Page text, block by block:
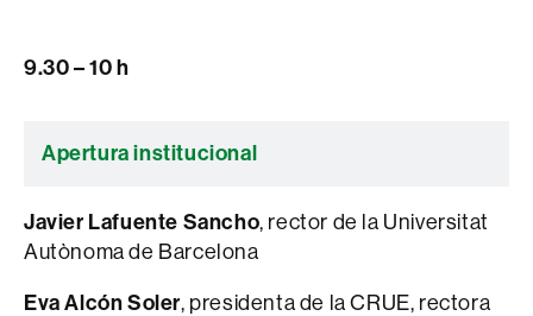
9.30 – 10 h
Apertura institucional
Javier Lafuente Sancho, rector de la Universitat
Autònoma de Barcelona
Eva Alcón Soler, presidenta de la CRUE, rectora